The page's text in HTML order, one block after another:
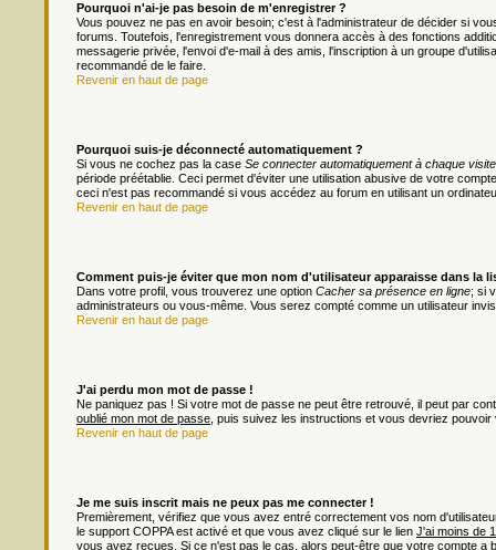
Pourquoi n'ai-je pas besoin de m'enregistrer ?
Vous pouvez ne pas en avoir besoin; c'est à l'administrateur de décider si
forums. Toutefois, l'enregistrement vous donnera accès à des fonctions
messagerie privée, l'envoi d'e-mail à des amis, l'inscription à un groupe
recommandé de le faire.
Revenir en haut de page
Pourquoi suis-je déconnecté automatiquement ?
Si vous ne cochez pas la case Se connecter automatiquement à chaque visite
période préétablie. Ceci permet d'éviter une utilisation abusive de votre
ceci n'est pas recommandé si vous accédez au forum en utilisant un
Revenir en haut de page
Comment puis-je éviter que mon nom d'utilisateur apparaisse dans la
Dans votre profil, vous trouverez une option Cacher sa présence en ligne; si
administrateurs ou vous-même. Vous serez compté comme un utilisateur
Revenir en haut de page
J'ai perdu mon mot de passe !
Ne paniquez pas ! Si votre mot de passe ne peut être retrouvé, il peut par
oublié mon mot de passe , puis suivez les instructions et vous devriez
Revenir en haut de page
Je me suis inscrit mais ne peux pas me connecter !
Premièrement, vérifiez que vous avez entré correctement vos nom
le support COPPA est activé et que vous avez cliqué sur le lien J'ai moins de
vous avez reçues. Si ce n'est pas le cas, alors peut-être que votre compte